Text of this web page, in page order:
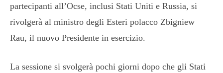
partecipanti all’Ocse, inclusi Stati Uniti e Russia, si
rivolgerà al ministro degli Esteri polacco Zbigniew
Rau, il nuovo Presidente in esercizio.
La sessione si svolgerà pochi giorni dopo che gli Stati